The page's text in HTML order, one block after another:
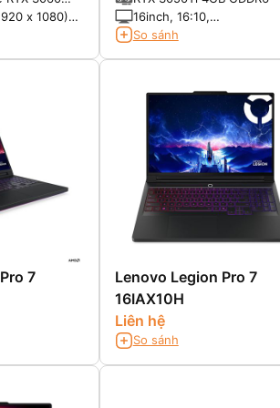
x 1080)
P3
16inch, 16:10,
WQXGA(2560x1600) IPS
So sánh
7
Lenovo Legion Pro 7
16IAX10H
Liên hệ
So sánh